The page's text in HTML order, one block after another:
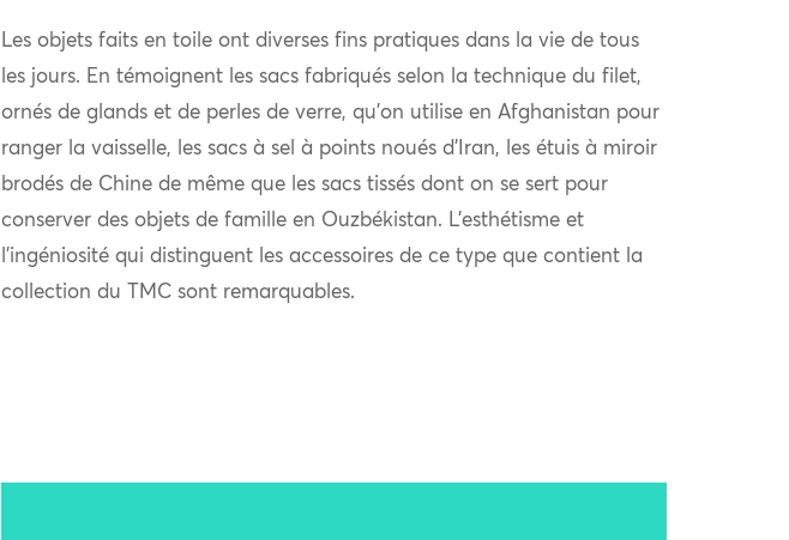
Les objets faits en toile ont diverses fins pratiques dans la vie de tous
les jours. En témoignent les sacs fabriqués selon la technique du filet,
ornés de glands et de perles de verre, qu’on utilise en Afghanistan pour
ranger la vaisselle, les sacs à sel à points noués d’Iran, les étuis à miroir
brodés de Chine de même que les sacs tissés dont on se sert pour
conserver des objets de famille en Ouzbékistan. L’esthétisme et
l’ingéniosité qui distinguent les accessoires de ce type que contient la
collection du TMC sont remarquables.